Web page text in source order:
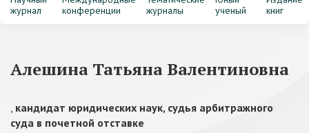
журнал
конференции
журналы
ученый
книг
Алешина Татьяна Валентиновна
, кандидат юридических наук, судья арбитражного
суда в почетной отставке